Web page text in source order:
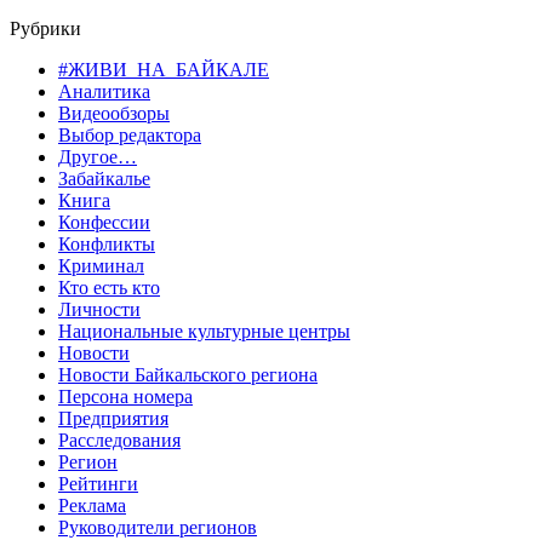
Рубрики
#ЖИВИ_НА_БАЙКАЛЕ
Аналитика
Видеообзоры
Выбор редактора
Другое…
Забайкалье
Книга
Конфессии
Конфликты
Криминал
Кто есть кто
Личности
Национальные культурные центры
Новости
Новости Байкальского региона
Персона номера
Предприятия
Расследования
Регион
Рейтинги
Реклама
Руководители регионов